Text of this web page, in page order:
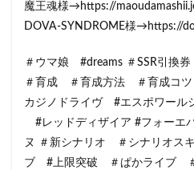
魔王魂様→https://
DOVA-SYNDROME様→https://
＃ウマ娘 #dreams ＃SSR引換
＃育成 ＃育成方法 ＃育成コ
カジノドライヴ #エスポワール
#レッドディザイア #フォーエ
ヌ ＃新シナリオ ＃シナリオス
ブ #上限突破 ＃ぱかライブ